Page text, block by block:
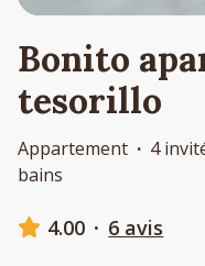
Bonito
tesorillo
Appartement · 4
bains
4.00 · 6 avis